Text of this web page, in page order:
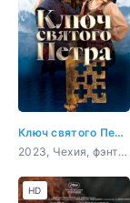
Ключ святого Петра
2023, Чехия, фэнтези, комедия, семейный
HD